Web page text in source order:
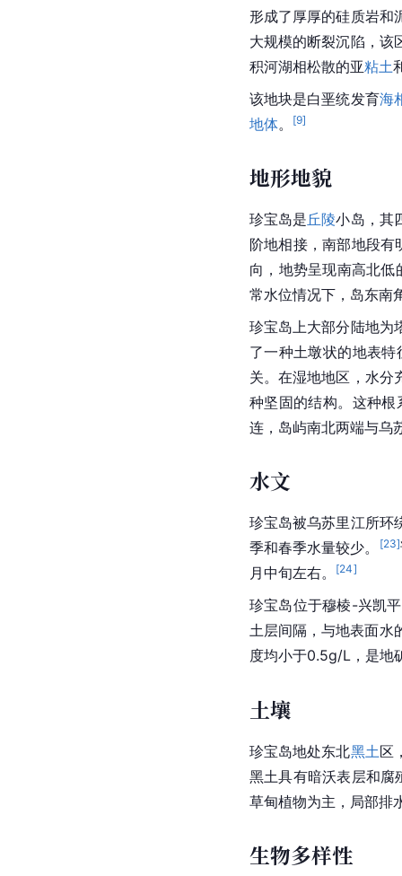
形成了厚厚的硅质岩和
大规模的断裂沉陷，该
积河湖相松散的亚粘土
该地块是白垩统发育海
地体。 [9]
地形地貌
珍宝岛是 丘陵小岛 ，
阶地相接，南部地段有
向，地势呈现南高北低
常水位情况下，岛东南
珍宝岛上大部分陆地为
了一种土墩状的地表
关。在湿地地区，水分
种坚固的结构。这种
连，岛屿南北两端与乌
水文
珍宝岛被乌苏里江所环
季和春季水量较少。
[23]
月中旬左右。
[24]
珍宝岛位于穆棱-兴凯
土层间隔，与地表面水
度均小于0.5g/L，是地
土壤
珍宝岛地处东北黑土区
黑土具有暗沃表层和腐
草甸植物为主，局部排
生物多样性